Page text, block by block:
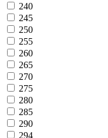
240
245
250
255
260
265
270
275
280
285
290
294